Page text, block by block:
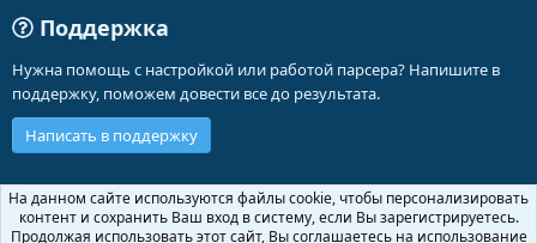
Поддержка
Нужна помощь с настройкой или работой парсера? Напишите в
поддержку, поможем довести все до результата.
Написать в поддержку
Russian (RU)
Обратная связь
Условия и правила
На данном сайте используются файлы cookie, чтобы персонализировать
контент и сохранить Ваш вход в систему, если Вы зарегистрируетесь.
Продолжая использовать этот сайт, Вы соглашаетесь на использование